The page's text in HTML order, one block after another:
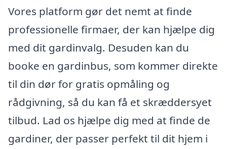
Vores platform gør det nemt at finde
professionelle firmaer, der kan hjælpe dig
med dit gardinvalg. Desuden kan du
booke en gardinbus, som kommer direkte
til din dør for gratis opmåling og
rådgivning, så du kan få et skræddersyet
tilbud. Lad os hjælpe dig med at finde de
gardiner, der passer perfekt til dit hjem i